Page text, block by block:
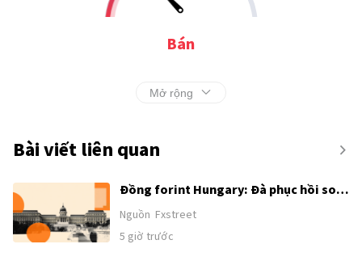
Bán
Mở rộng
Bài viết liên quan
Đồng forint Hungary: Đà phục hồi so
với đồng euro có thể tiếp diễn –
Commerzbank
Nguồn Fxstreet
5 giờ trước